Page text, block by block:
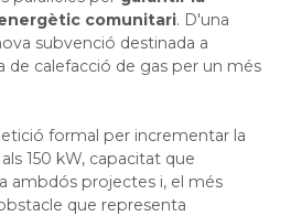
comunitari. D'una
subvenció destinada a
de calefacció de gas per un més
formal per incrementar la
150 kW, capacitat que
ambdós projectes i, el més
que representa